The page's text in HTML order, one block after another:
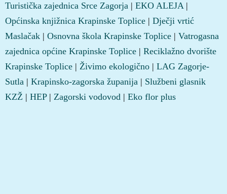
Turistička zajednica Srce Zagorja | EKO ALEJA|
Općinska knjižnica Krapinske Toplice | Dječji vrtić
Maslačak | Osnovna škola Krapinske Toplice | Vatrogasna
zajednica općine Krapinske Toplice | Reciklažno dvorište
Krapinske Toplice | Živimo ekologično | LAG Zagorje-
Sutla | Krapinsko-zagorska županija | Službeni glasnik
KZŽ | HEP| Zagorski vodovod | Eko flor plus